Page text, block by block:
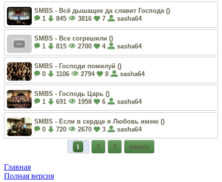
SMBS - Всё дышащее да славит Господа ()
1
845 3816 7 sasha64
SMBS - Все согрешили ()
1
815 2700 4 sasha64
SMBS - Господи помилуй ()
0
1106 2794 8 sasha64
SMBS - Господь Царь ()
1
691 1958 6 sasha64
SMBS - Если в сердце я Любовь имею ()
0
720 2670 3 sasha64
1 2 3 вперёд
Главная
Полная версия